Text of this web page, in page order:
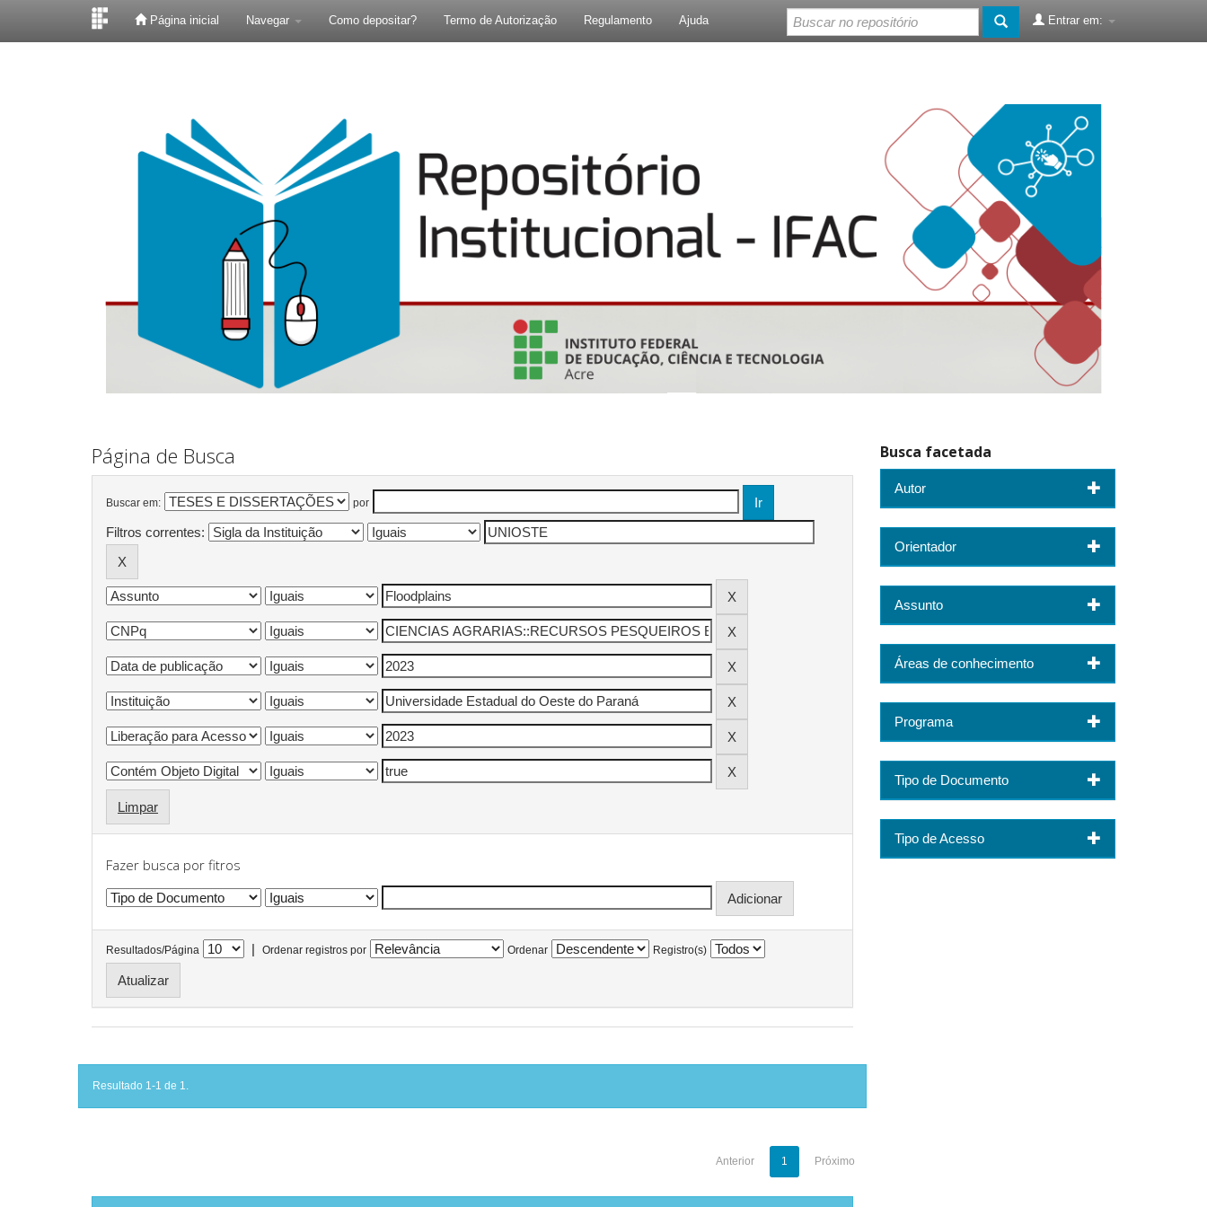
Página inicial Navegar Como depositar? Termo de Autorização Regulamento Ajuda Entrar em:
Página de Busca
Buscar em: por
Filtros correntes:
Limpar
Fazer busca por fitros
Resultados/Página | Ordenar registros por Ordenar Registro(s)
Resultado 1-1 de 1.
Anterior 1 Próximo
Busca facetada
Autor
Orientador
Assunto
Áreas de conhecimento
Programa
Tipo de Documento
Tipo de Acesso